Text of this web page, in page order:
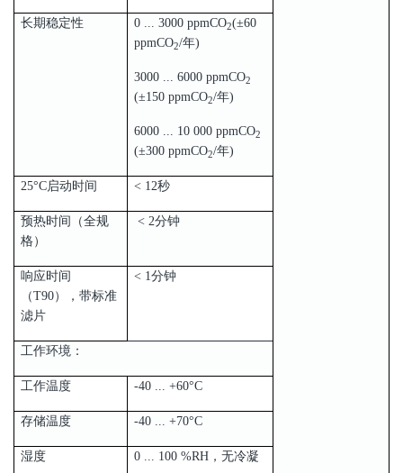
长期稳定性 0 ... 3000 ppmCO2(±60
ppmCO2/年)
3000 ... 6000 ppmCO2
(±150 ppmCO2/年)
6000 ... 10 000 ppmCO2
(±300 ppmCO2/年)
25°C启动时间 < 12秒
预热时间（全规
格）
< 2分钟
响应时间
（T90），带标准
滤片
< 1分钟
工作环境：
工作温度 -40 ... +60°C
存储温度 -40 ... +70°C
湿度 0 ... 100 %RH，无冷凝